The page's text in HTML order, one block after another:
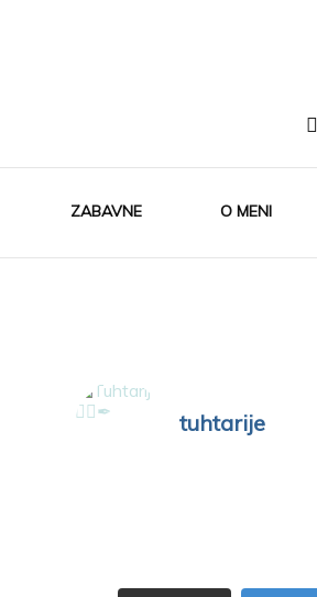
ZABAVNE O MENI
tuhtarije